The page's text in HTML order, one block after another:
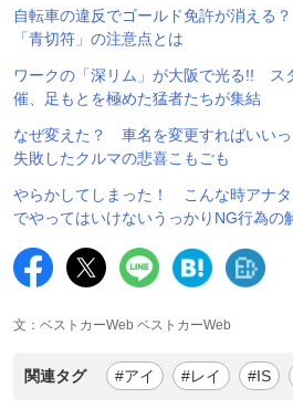
自転車の違反でゴールド免許が消える
「青切符」の注意点とは
ワークの「深リム」が大阪で光る!! ス
催、足もとを極めた猛者たちが集結
なぜ変えた？ 車名を変更すればいい
失敗したクルマの悲喜こもごも
やらかしてしまった！ こんな時アナ
でやってはいけないうっかりNG行為の
文：ベストカーWeb ベストカーWeb
関連タグ #アイ #レイ #IS